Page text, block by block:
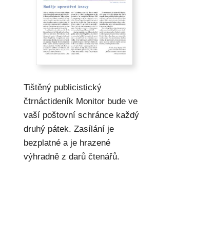
Tištěný publicistický
čtrnáctideník Monitor bude ve
vaší poštovní schránce každý
druhý pátek. Zasílání je
bezplatné a je hrazené
výhradně z darů čtenářů.